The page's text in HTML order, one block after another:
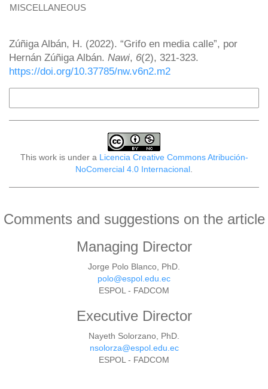
MISCELLANEOUS
Zúñiga Albán, H. (2022). “Grifo en media calle”, por
Hernán Zúñiga Albán. Nawi, 6(2), 321-323.
https://doi.org/10.37785/nw.v6n2.m2
This work is under a Licencia Creative Commons Atribución-
NoComercial 4.0 Internacional
Comments and suggestions on the article
Managing Director
Jorge Polo Blanco, PhD.
polo@espol.edu.ec
ESPOL - FADCOM
Executive Director
Nayeth Solorzano, PhD.
nsolorza@espol.edu.ec
ESPOL - FADCOM